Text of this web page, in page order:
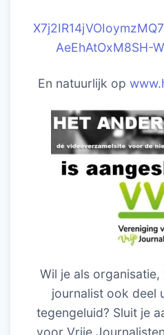
AeEhAtOxM8SH-
En natuurlijk op
Wil je als
journalist ook deel
tegengeluid? Sluit je
voor Vrije